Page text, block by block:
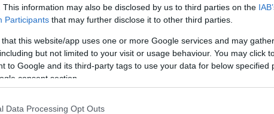
This information may also be disclosed by us to third parties on the
Participants that may further disclose it to other third parties.
that this website/app uses one or more Google services and may
but not limited to your visit or usage behaviour. You may click
to Google and its third-party tags to use your data for below specified
consent section.
Data Processing Opt Outs
Visualizza proposte di
Caratteristiche Prodotto